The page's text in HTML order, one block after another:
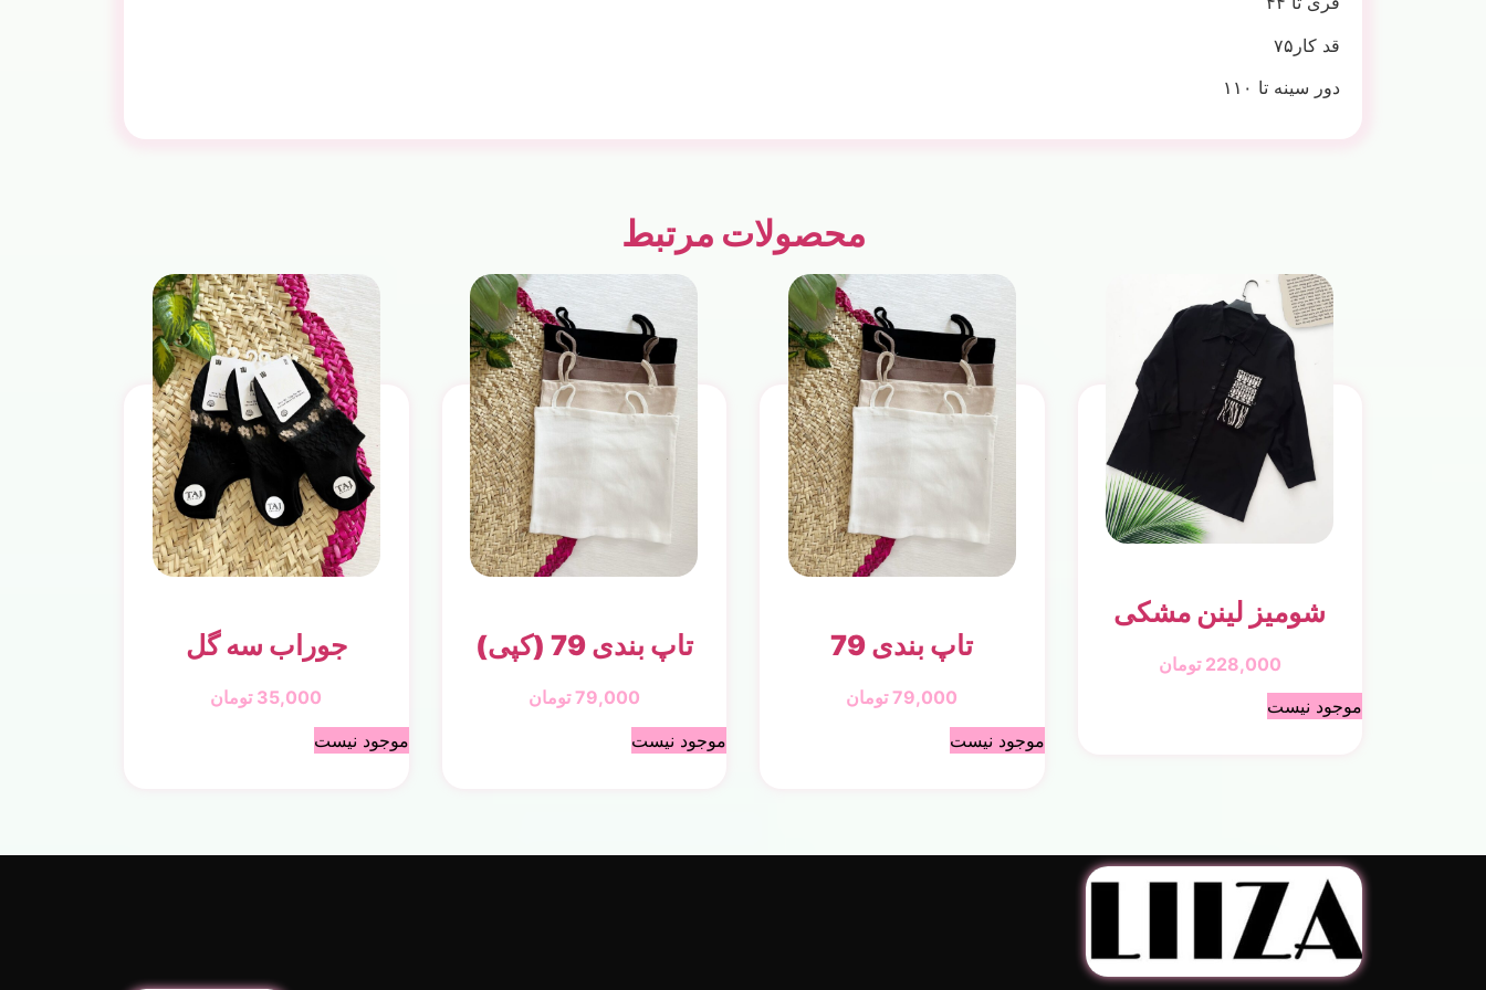
قد کار۷۵
دور سینه تا ۱۱۰
محصولات مرتبط
شومیز لینن مشکی
228,000 تومان
موجود نیست
تاپ بندی 79
79,000 تومان
موجود نیست
تاپ بندی 79 (کپی)
79,000 تومان
موجود نیست
جوراب سه گل
35,000 تومان
موجود نیست